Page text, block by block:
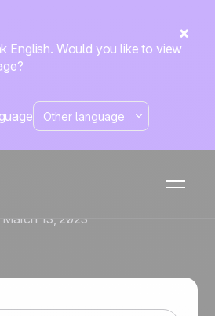
English. Would you like to view
ti trovi e
momento con la
di vendita
March 13, 2023